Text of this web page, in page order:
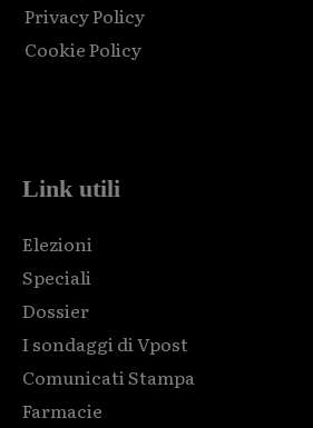
Privacy Policy
Cookie Policy
Link utili
Elezioni
Speciali
Dossier
I sondaggi di Vpost
Comunicati Stampa
Farmacie